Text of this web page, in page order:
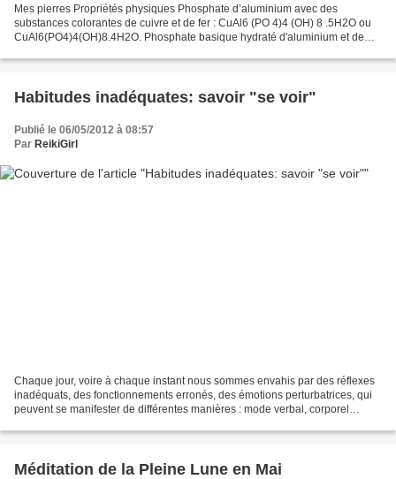
Mes pierres Propriétés physiques Phosphate d’aluminium avec des
substances colorantes de cuivre et de fer : CuAl6 (PO 4)4 (OH) 8 .5H2O ou
CuAl6(PO4)4(OH)8.4H2O. Phosphate basique hydraté d'aluminium et de
Habitudes inadéquates: savoir "se voir"
Publié le 06/05/2012 à 08:57
Par ReikiGirl
Chaque jour, voire à chaque instant nous sommes envahis par des réflexes
inadéquats, des fonctionnements erronés, des émotions perturbatrices, qui
peuvent se manifester de différentes manières : mode verbal, corporel
Méditation de la Pleine Lune en Mai